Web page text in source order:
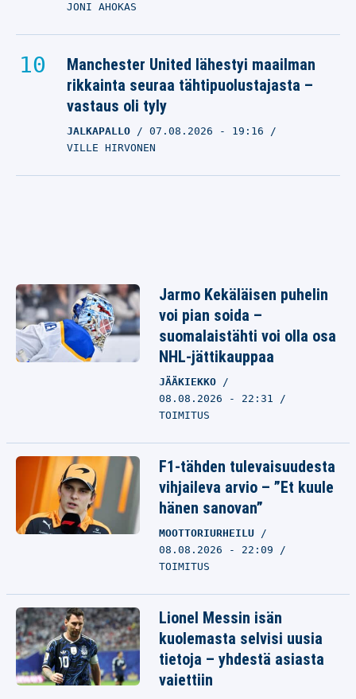
JONI AHOKAS
Manchester United lähestyi maailman
rikkainta seuraa tähtipuolustajasta –
vastaus oli tyly
JALKAPALLO 07.08.2026 - 19:16
VILLE HIRVONEN
Jarmo Kekäläisen puhelin
voi pian soida –
suomalaistähti voi olla osa
NHL-jättikauppaa
JÄÄKIEKKO
08.08.2026 - 22:31
TOIMITUS
F1-tähden tulevaisuudesta
vihjaileva arvio – ”Et kuule
hänen sanovan”
MOOTTORIURHEILU
08.08.2026 - 22:09
TOIMITUS
Lionel Messin isän
kuolemasta selvisi uusia
tietoja – yhdestä asiasta
vaiettiin